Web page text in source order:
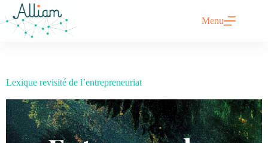
Menu
Lexique revisité de l’entrepreneuriat